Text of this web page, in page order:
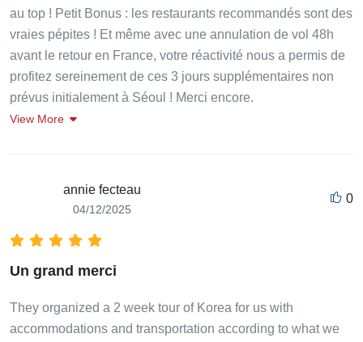
au top ! Petit Bonus : les restaurants recommandés sont des
vraies pépites ! Et même avec une annulation de vol 48h
avant le retour en France, votre réactivité nous a permis de
profitez sereinement de ces 3 jours supplémentaires non
prévus initialement à Séoul ! Merci encore.
View More
annie fecteau
04/12/2025
0
Un grand merci
They organized a 2 week tour of Korea for us with
accommodations and transportation according to what we